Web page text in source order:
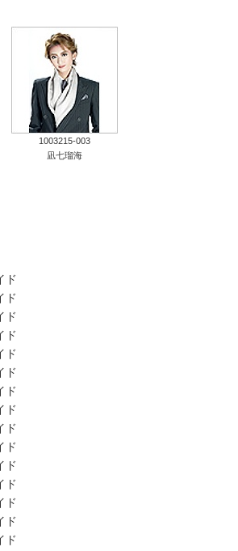
1003215-003
凪七瑠海
ド
ド
ド
ド
ド
ド
ド
ド
ド
ド
ド
ド
ド
ド
ド
イン
ステージ
ーツ オフィシャルサイト
ージ